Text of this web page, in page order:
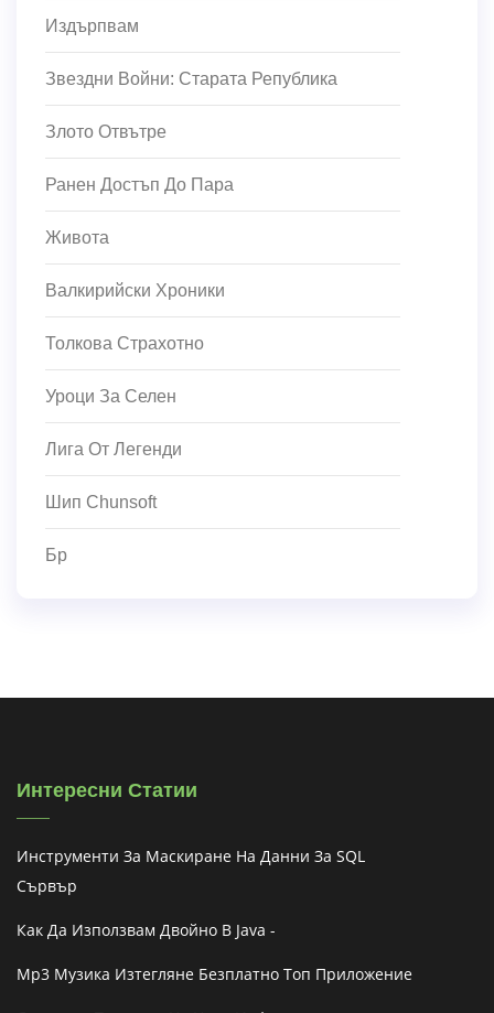
Издърпвам
Звездни Войни: Старата Република
Злото Отвътре
Ранен Достъп До Пара
Живота
Валкирийски Хроники
Толкова Страхотно
Уроци За Селен
Лига От Легенди
Шип Chunsoft
Бр
Интересни Статии
Инструменти За Маскиране На Данни За SQL
Сървър
Как Да Използвам Двойно В Java -
Mp3 Музика Изтегляне Безплатно Топ Приложение